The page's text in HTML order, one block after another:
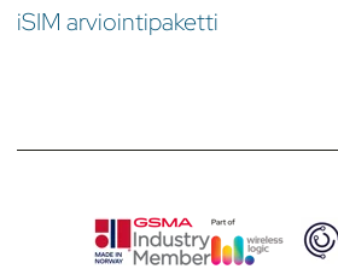
iSIM arviointipaketti